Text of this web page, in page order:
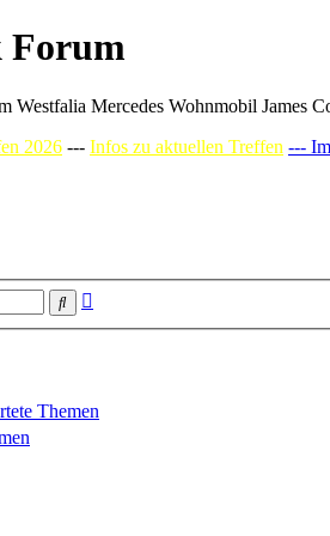
Forum
Westfalia Mercedes Wohnmobil James
2026 --- Infos zu aktuellen Treffen ---
Suche
Themen